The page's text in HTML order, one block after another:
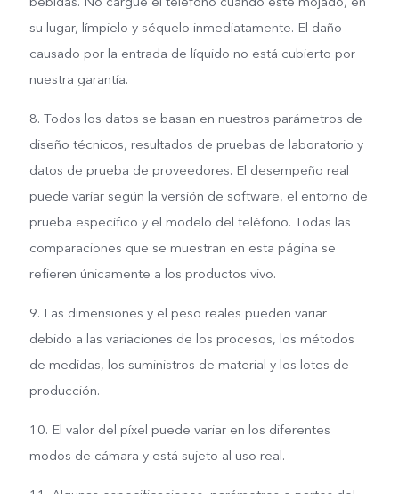
su lugar, límpielo y séquelo inmediatamente. El daño
causado por la entrada de líquido no está cubierto por
nuestra garantía.
8. Todos los datos se basan en nuestros parámetros de
diseño técnicos, resultados de pruebas de laboratorio y
datos de prueba de proveedores. El desempeño real
puede variar según la versión de software, el entorno de
prueba específico y el modelo del teléfono. Todas las
comparaciones que se muestran en esta página se
refieren únicamente a los productos vivo.
9. Las dimensiones y el peso reales pueden variar
debido a las variaciones de los procesos, los métodos
de medidas, los suministros de material y los lotes de
producción.
10. El valor del píxel puede variar en los diferentes
modos de cámara y está sujeto al uso real.